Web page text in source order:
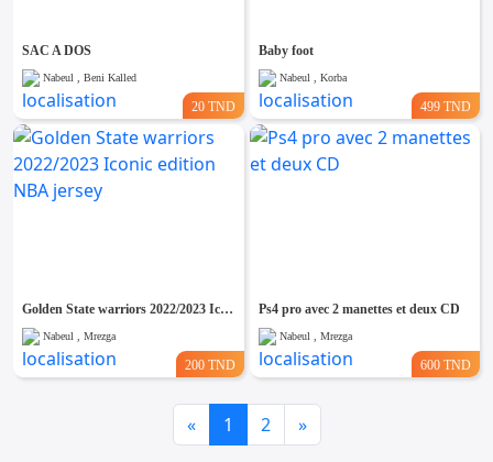
SAC A DOS
Nabeul , Beni Kalled
20 TND
Baby foot
Nabeul , Korba
499 TND
Golden State warriors 2022/2023 Iconic edition NBA jersey
Nabeul , Mrezga
200 TND
Ps4 pro avec 2 manettes et deux CD
Nabeul , Mrezga
600 TND
«Previous
1 2 »Next